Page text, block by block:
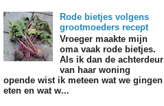
Rode bietjes volgens
grootmoeders recept
Vroeger maakte mijn
oma vaak rode bietjes.
Als ik dan de achterdeur
van haar woning
opende wist ik meteen wat we gingen
eten en wat w...